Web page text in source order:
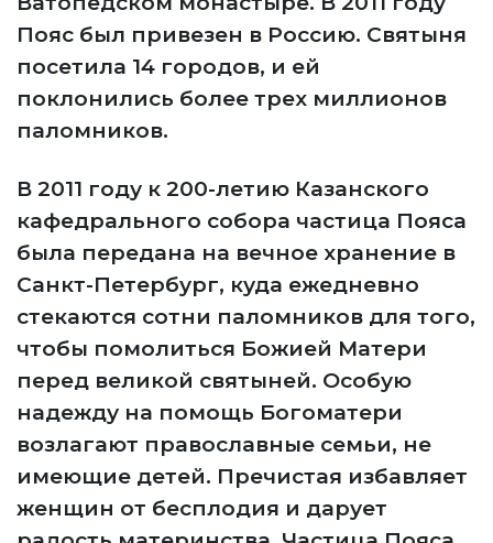
Пояс был привезен в Россию. Святыня
посетила 14 городов, и ей
поклонились более трех миллионов
паломников.
В 2011 году к 200-летию Казанского
кафедрального собора частица Пояса
была передана на вечное хранение в
Санкт-Петербург, куда ежедневно
стекаются сотни паломников для того,
чтобы помолиться Божией Матери
перед великой святыней. Особую
надежду на помощь Богоматери
возлагают православные семьи, не
имеющие детей. Пречистая избавляет
женщин от бесплодия и дарует